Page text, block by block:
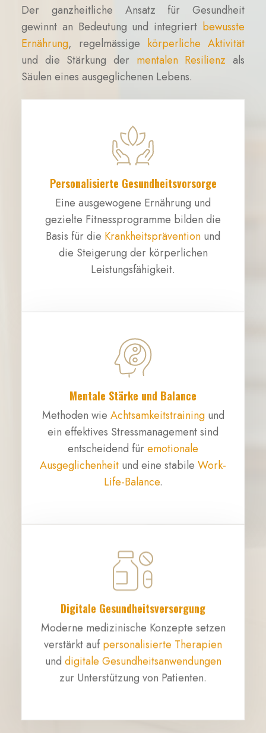
Der ganzheitliche Ansatz für Gesundheit
gewinnt an Bedeutung und integriert bewusste
Ernährung, regelmässige körperliche Aktivität
und die Stärkung der mentalen Resilienz als
Säulen eines ausgeglichenen Lebens.
Personalisierte Gesundheitsvorsorge
Eine ausgewogene Ernährung und
gezielte Fitnessprogramme bilden die
Basis für die Krankheitsprävention und
die Steigerung der körperlichen
Leistungsfähigkeit.
Mentale Stärke und Balance
Methoden wie Achtsamkeitstrainingund
ein effektives Stressmanagement sind
entscheidend füremotionale
Ausgeglichenheit und eine stabile Work-
Life-Balance.
Digitale Gesundheitsversorgung
Moderne medizinische Konzepte setzen
verstärkt aufpersonalisierte Therapien
und digitale Gesundheitsanwendungen
zur Unterstützung von Patienten.